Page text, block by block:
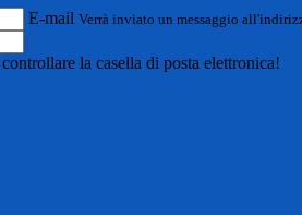
E-mail Verrà inviato un messaggio
la casella di posta elettronica!